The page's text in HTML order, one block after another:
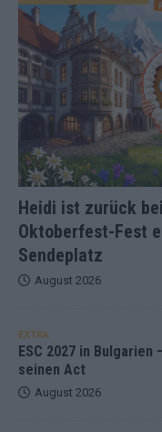
Heidi ist zurück
Oktoberfest-Fest
Sendeplatz
August 2026
EXTRA
ESC 2027 in Bulgarien
seinen Act
August 2026